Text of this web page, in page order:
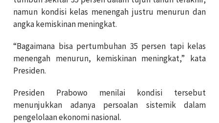
namun kondisi kelas menengah justru menurun dan
angka kemiskinan meningkat.
“Bagaimana bisa pertumbuhan 35 persen tapi kelas
menengah menurun, kemiskinan meningkat,” kata
Presiden.
Presiden Prabowo menilai kondisi tersebut
menunjukkan adanya persoalan sistemik dalam
pengelolaan ekonomi nasional.